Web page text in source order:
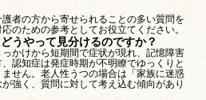
者の方から寄せられることの多い質問を
のための参考としてお役立てください。
うやって見分けるのですか？
かけから短期間で症状が現れ、記憶障害
認知症は発症時期が不明瞭でゆっくりと
せん。老人性うつの場合は「家族に迷惑
強く、質問に対して考え込む傾向があり